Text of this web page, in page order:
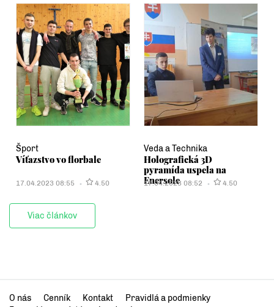
Šport
Víťazstvo vo florbale
17.04.2023 08:55 4.50
Veda a Technika
Holografická 3D
pyramída uspela na
Enersole
17.04.2023 08:52 4.50
Viac článkov
O nás Cenník Kontakt
Pravidlá a podmienky